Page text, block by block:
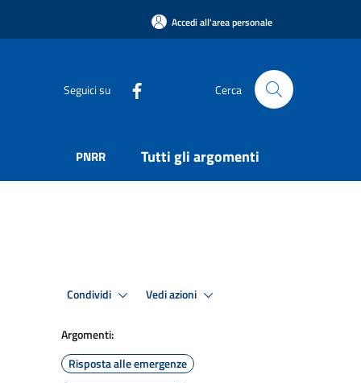
Accedi all'area personale
Seguici su Cerca
PNRR Tutti gli argomenti
Condividi Vedi azioni
Argomenti:
Risposta alle emergenze